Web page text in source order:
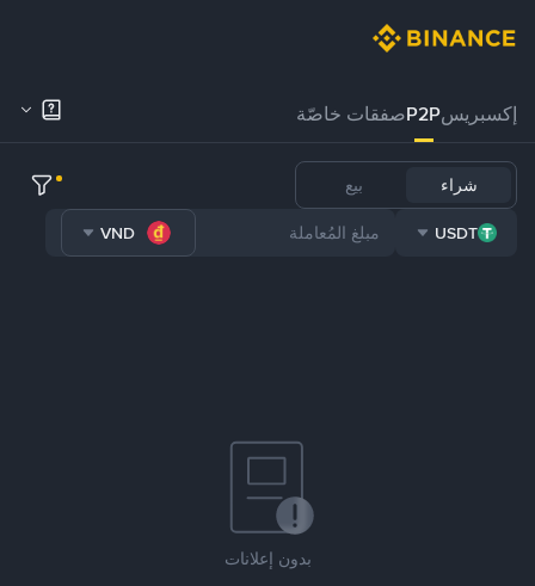
إكسبريسP2Pصفقات خاصّة
شراء بيع
USDT
VND
بدون إعلانات